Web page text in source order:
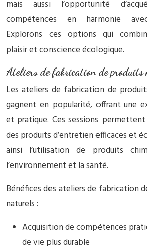
mais aussi l’opportunité
compétences en harmonie
Explorons ces options qui
plaisir et conscience écologique.
Ateliers de fabrication de produits
Les ateliers de fabrication de
gagnent en popularité, offrant une
et pratique. Ces sessions permettent
des produits d’entretien efficaces et
ainsi l’utilisation de produits
l’environnement et la santé.
Bénéfices des ateliers de fabrication
naturels :
Acquisition de compétences
de vie plus durable